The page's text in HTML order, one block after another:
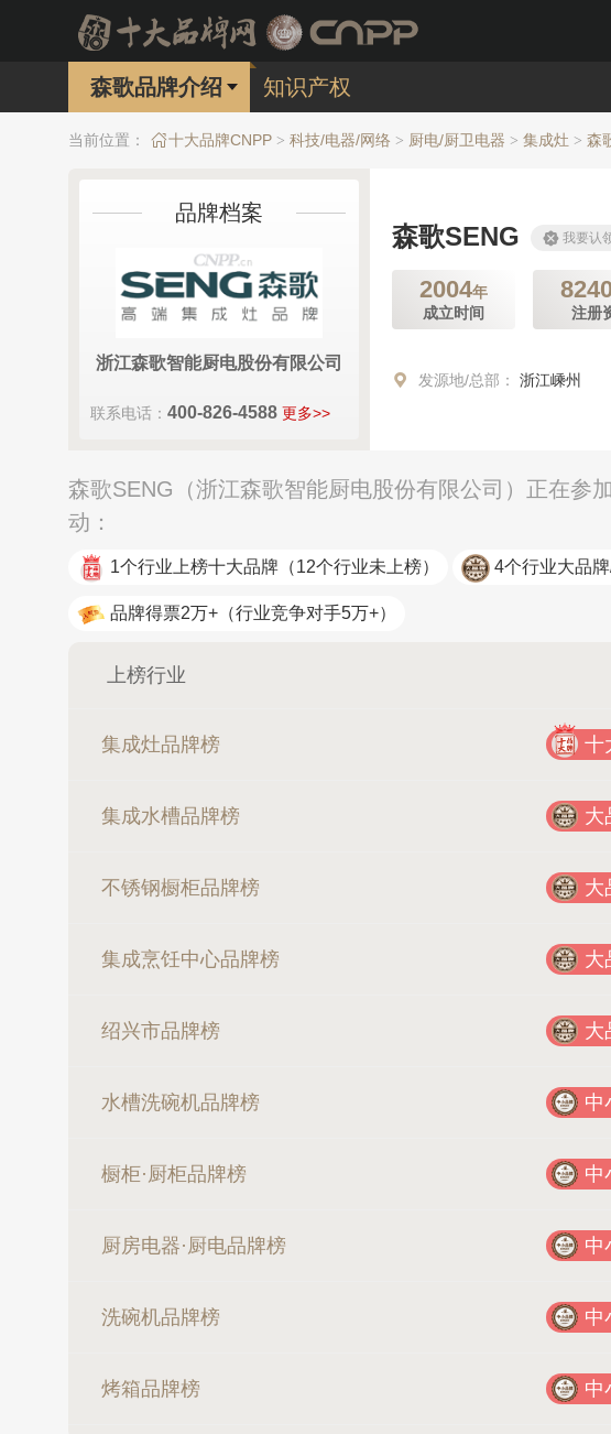
森歌品牌介绍 知识产权
当前位置： 十大品牌CNPP > 科技/电器/网络 > 厨电/厨卫电器 > 集成灶 > 森
品牌档案
浙江森歌智能厨电股份有限公司
联系电话： 400-826-4588 更多>>
森歌SENG 我要认
2004年
成立时间
注册
发源地/总部： 浙江嵊州
森歌SENG（浙江森歌智能厨电股份有限公司）正在参
动：
1个行业上榜十大品牌 （12个行业未上榜） 4个行业大品
品牌得票2万+ （行业竞争对手5万+）
上榜行业
集成灶品牌榜 十
集成水槽品牌榜 大
不锈钢橱柜品牌榜 大
集成烹饪中心品牌榜 大
绍兴市品牌榜 大
水槽洗碗机品牌榜 中
橱柜·厨柜品牌榜 中
厨房电器·厨电品牌榜 中
洗碗机品牌榜 中
烤箱品牌榜 中